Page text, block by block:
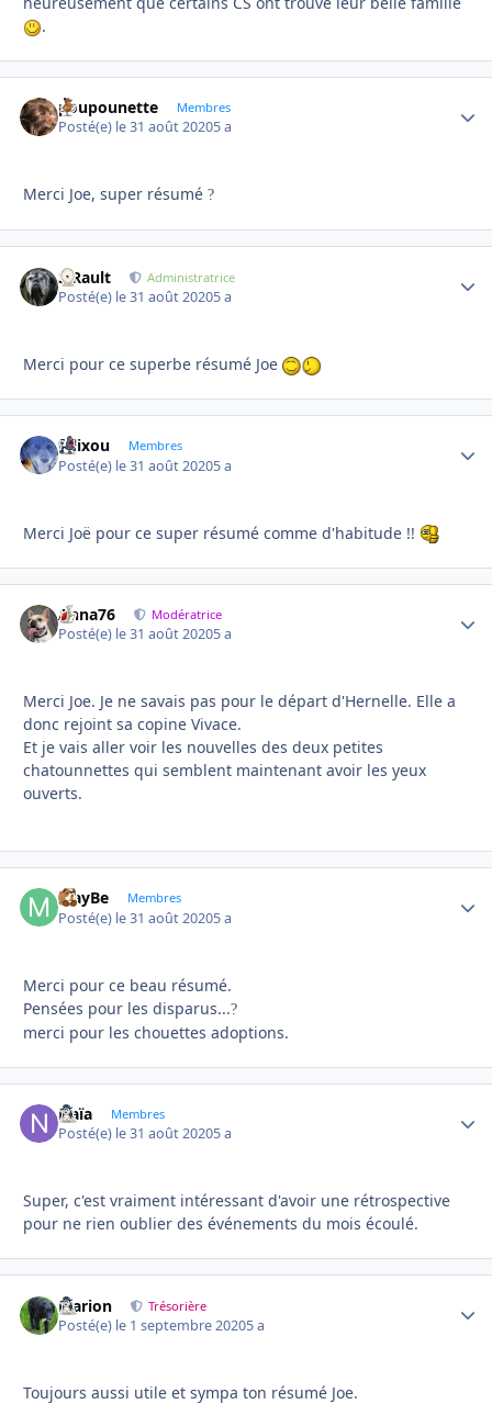
.
poupounette Membres
Posté(e) le 31 août 20205 a
Merci Joe, super résumé ?
S.Rault Administratrice
Posté(e) le 31 août 20205 a
Merci pour ce superbe résumé Joe
felixou Membres
Posté(e) le 31 août 20205 a
Merci Joë pour ce super résumé comme d'habitude !!
Anna76 Modératrice
Posté(e) le 31 août 20205 a
Merci Joe. Je ne savais pas pour le départ d'Hernelle. Elle a
donc rejoint sa copine Vivace.
Et je vais aller voir les nouvelles des deux petites
chatounnettes qui semblent maintenant avoir les yeux
ouverts.
MayBe Membres
Posté(e) le 31 août 20205 a
Merci pour ce beau résumé.
Pensées pour les disparus...?
merci pour les chouettes adoptions.
Naïa Membres
Posté(e) le 31 août 20205 a
Super, c'est vraiment intéressant d'avoir une rétrospective
pour ne rien oublier des événements du mois écoulé.
Marion Trésorière
Posté(e) le 1 septembre 20205 a
Toujours aussi utile et sympa ton résumé Joe.